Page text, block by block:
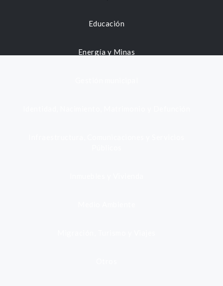
Educación
Energía y Minas